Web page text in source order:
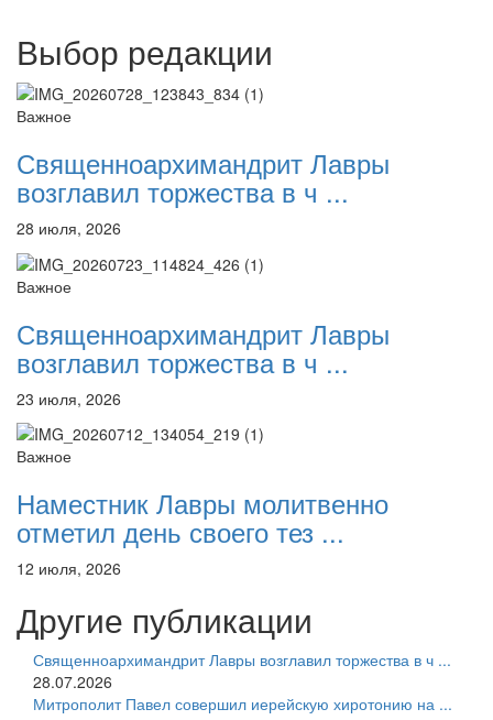
Выбор редакции
Важное
Священноархимандрит Лавры
возглавил торжества в ч ...
28 июля, 2026
Важное
Священноархимандрит Лавры
возглавил торжества в ч ...
23 июля, 2026
Важное
Наместник Лавры молитвенно
отметил день своего тез ...
12 июля, 2026
Другие публикации
Священноархимандрит Лавры возглавил торжества в ч ...
28.07.2026
Митрополит Павел совершил иерейскую хиротонию на ...